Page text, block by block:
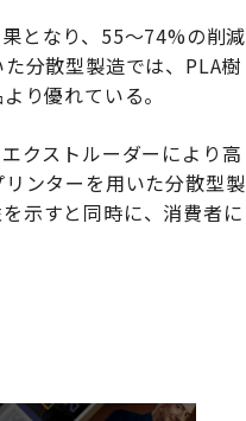
となり、55〜74%の削減
分散型製造では、PLA樹
り優れている。
クストルーダーにより高
ンターを用いた分散型製
示すと同時に、消費者に